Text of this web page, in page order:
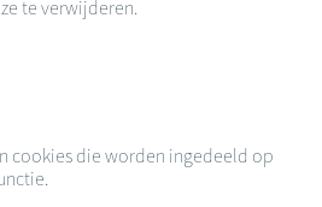
te verwijderen.
cookies die worden ingedeeld op